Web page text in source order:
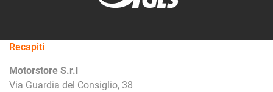
Recapiti
Motorstore S.r.l
Via Guardia del Consiglio, 38